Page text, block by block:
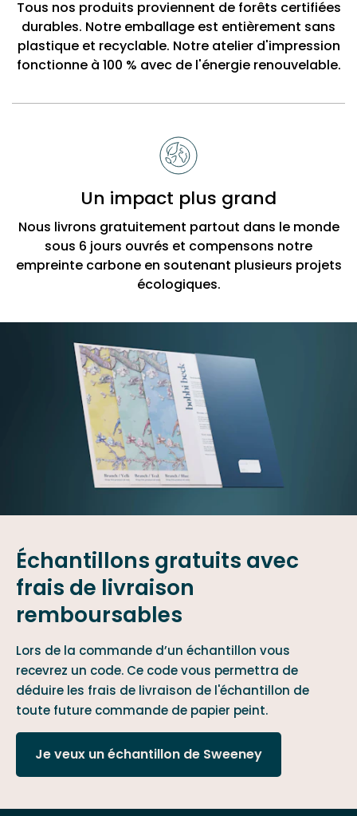
Tous nos produits proviennent de forêts certifiées
durables. Notre emballage est entièrement sans
plastique et recyclable. Notre atelier d'impression
fonctionne à 100 % avec de l'énergie renouvelable.
Un impact plus grand
Nous livrons gratuitement partout dans le monde
sous 6 jours ouvrés et compensons notre
empreinte carbone en soutenant plusieurs projets
écologiques.
Échantillons gratuits avec
frais de livraison
remboursables
Lors de la commande d’un échantillon vous
recevrez un code. Ce code vous permettra de
déduire les frais de livraison de l'échantillon de
toute future commande de papier peint.
Je veux un échantillon de Sweeney